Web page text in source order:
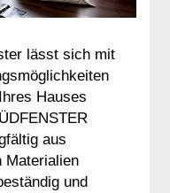
lässt sich mit
Hauses
aus
Materialien
und